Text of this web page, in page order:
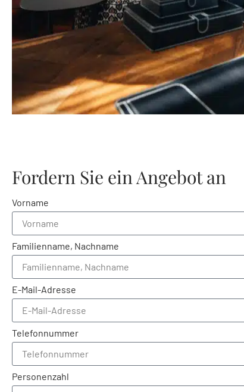
Fordern Sie ein Angebot an
Vorname
Familienname, Nachname
E-Mail-Adresse
Telefonnummer
Personenzahl